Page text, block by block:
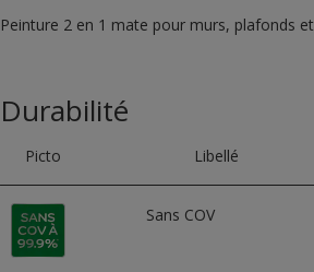
Peinture 2 en 1 mate pour murs, plafonds
Durabilité
Picto Libellé
Sans COV